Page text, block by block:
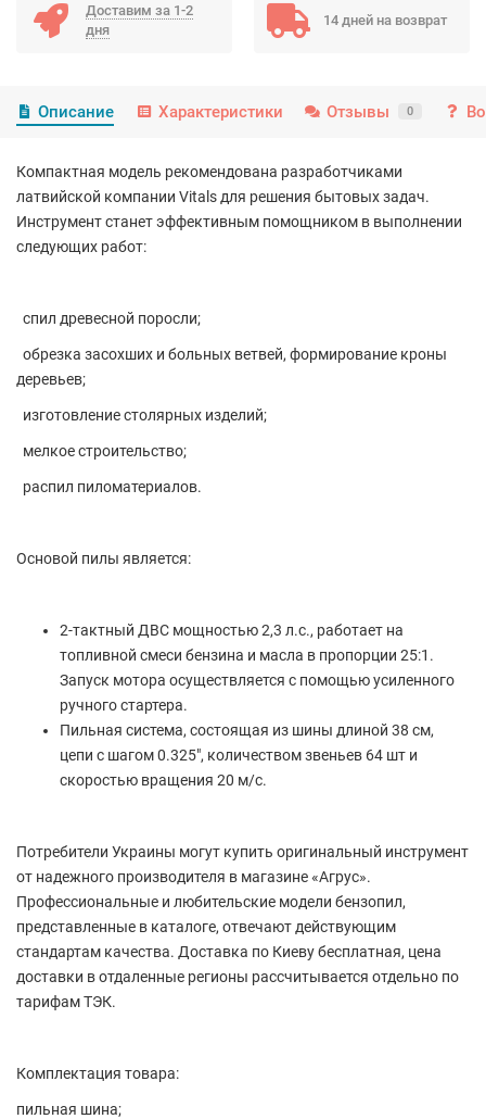
Доставим за 1-2
дня
14 дней на возврат
Описание Характеристики Отзывы 0
Компактная модель рекомендована разработчиками
латвийской компании Vitals для решения бытовых задач.
Инструмент станет эффективным помощником в выполнении
следующих работ:
спил древесной поросли;
обрезка засохших и больных ветвей, формирование кроны
деревьев;
изготовление столярных изделий;
мелкое строительство;
распил пиломатериалов.
Основой пилы является:
2-тактный ДВС мощностью 2,3 л.с., работает на
топливной смеси бензина и масла в пропорции 25:1.
Запуск мотора осуществляется с помощью усиленного
ручного стартера.
Пильная система, состоящая из шины длиной 38 см,
цепи с шагом 0.325", количеством звеньев 64 шт и
скоростью вращения 20 м/с.
Потребители Украины могут купить оригинальный инструмент
от надежного производителя в магазине «Агрус».
Профессиональные и любительские модели бензопил,
представленные в каталоге, отвечают действующим
стандартам качества. Доставка по Киеву бесплатная, цена
доставки в отдаленные регионы рассчитывается отдельно по
тарифам ТЭК.
Комплектация товара:
пильная шина;